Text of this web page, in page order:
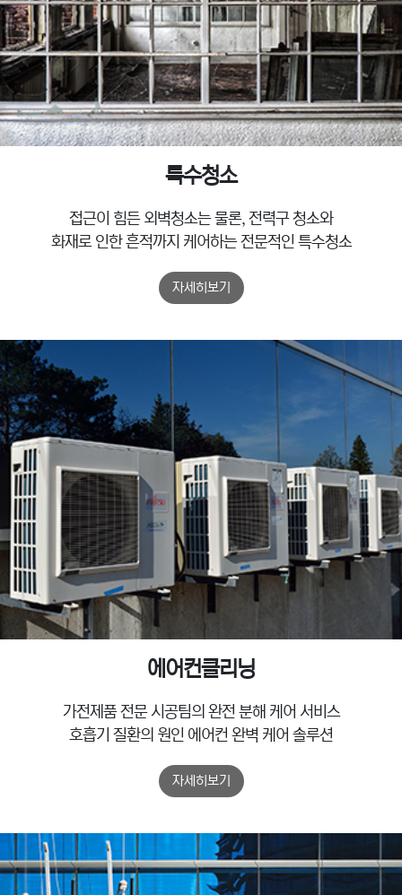
특수청소
접근이 힘든 외벽청소는 물론, 전력구 청소와
화재로 인한 흔적까지 케어하는 전문적인 특수청소
자세히보기
에어컨클리닝
가전제품 전문 시공팀의 완전 분해 케어 서비스
호흡기 질환의 원인 에어컨 완벽 케어 솔루션
자세히보기